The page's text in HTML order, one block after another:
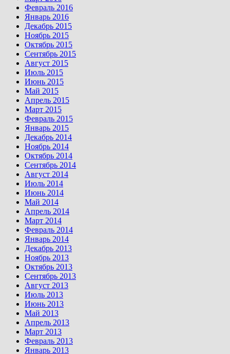
Февраль 2016
Январь 2016
Декабрь 2015
Ноябрь 2015
Октябрь 2015
Сентябрь 2015
Август 2015
Июль 2015
Июнь 2015
Май 2015
Апрель 2015
Март 2015
Февраль 2015
Январь 2015
Декабрь 2014
Ноябрь 2014
Октябрь 2014
Сентябрь 2014
Август 2014
Июль 2014
Июнь 2014
Май 2014
Апрель 2014
Март 2014
Февраль 2014
Январь 2014
Декабрь 2013
Ноябрь 2013
Октябрь 2013
Сентябрь 2013
Август 2013
Июль 2013
Июнь 2013
Май 2013
Апрель 2013
Март 2013
Февраль 2013
Январь 2013